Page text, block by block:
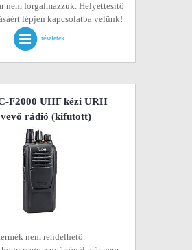
nem forgalmazzuk. Helyettesítő
lépjen kapcsolatba velünk!
részletek
F2000 UHF kézi URH
rádió (kifutott)
nem rendelhető.